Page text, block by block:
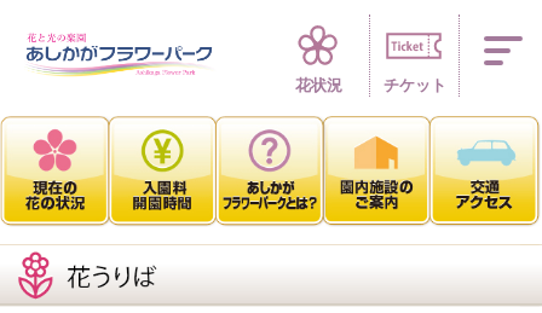
四季折々 花の
花状況 チケット